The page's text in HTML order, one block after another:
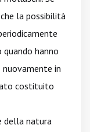
la possibilità
hanno
in
costituito
della natura